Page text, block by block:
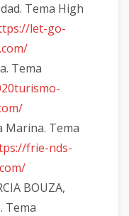
Tema High
let-go-
Tema
Marina. Tema
frie-nds-
BOUZA,
Tema